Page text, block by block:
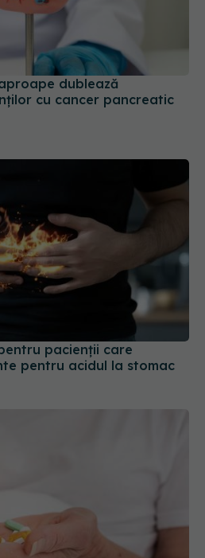
dublează
cu cancer pancreatic
pacienții care
pentru acidul la stomac